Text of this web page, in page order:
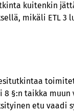
aloittaminen
kuitenkin
mikäli ETL 3
8 §:n taikka
etu vaadi